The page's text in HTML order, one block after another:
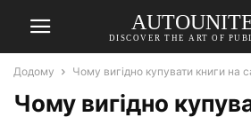
DISCOVER THE ART OF
Додому Чому вигідно купувати книги на
Чому вигідно